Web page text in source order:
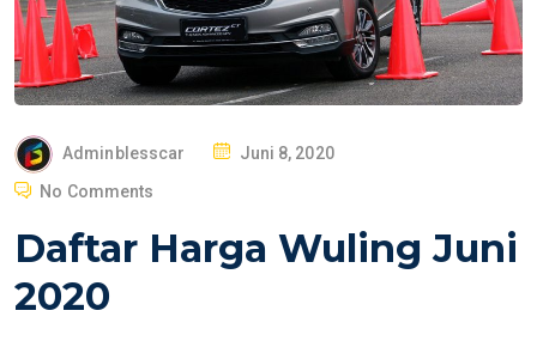
Adminblesscar
T
E
Juni 8, 2020
No Comments
Daftar Harga Wuling Juni
2020